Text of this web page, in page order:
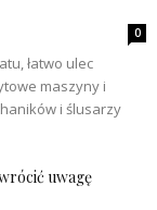
0
łatwo ulec
maszyny i
i ślusarzy
uwagę